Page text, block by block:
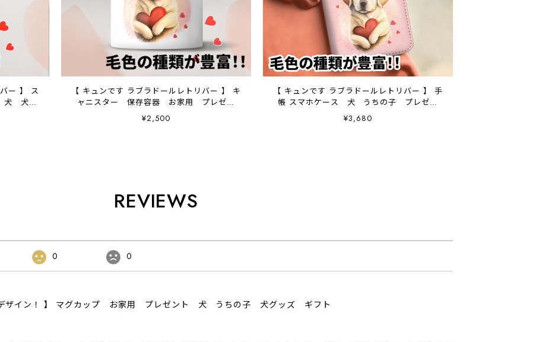
ー 】 ス
犬 犬グ
対応
【 キュンです ラブラドールレトリバー 】 キ
ャニスター 保存容器 お家用 プレゼン
ト 犬 ペット うちの子 犬グッズ
¥2,500
【 キュンです ラブラドールレトリバー 】 手
帳 スマホケース 犬 うちの子 プレゼン
ト ペット Android対応
¥3,680
REVIEWS
0 0
デザイン！ 】 マグカップ お家用 プレゼント 犬 うちの子 犬グッズ ギフト